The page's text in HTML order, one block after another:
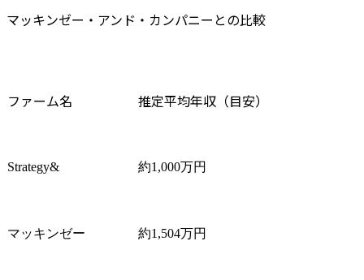
マッキンゼー・アンド・カンパニーとの比較
ファーム名 推定平均年収（目安）
Strategy& 約1,000万円
マッキンゼー 約1,504万円